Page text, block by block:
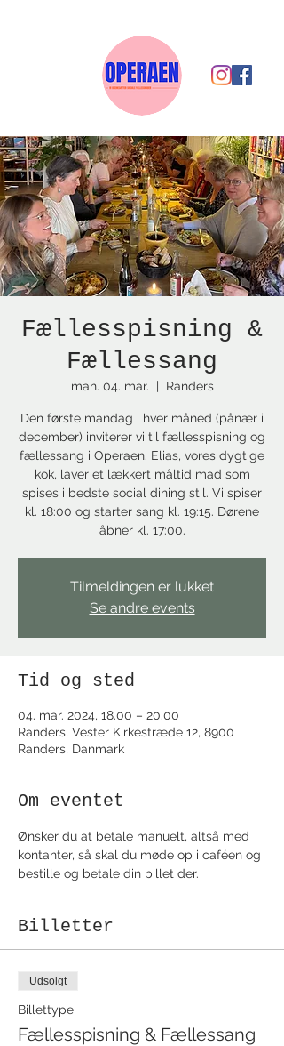
Fællesspisning &
Fællessang
man. 04. mar.
  |
Randers
Den første mandag i hver måned (pånær i
december) inviterer vi til fællesspisning og
fællessang i Operaen. Elias, vores dygtige
kok, laver et lækkert måltid mad som
spises i bedste social dining stil. Vi spiser
kl. 18:00 og starter sang kl. 19:15. Dørene
åbner kl. 17:00.
Tilmeldingen er lukket
Se andre events
Tid og sted
04. mar. 2024, 18.00 – 20.00
Randers, Vester Kirkestræde 12, 8900
Randers, Danmark
Om eventet
Ønsker du at betale manuelt, altså med
kontanter, så skal du møde op i caféen og
bestille og betale din billet der.
Billetter
Udsolgt
Billettype
Fællesspisning & Fællessang